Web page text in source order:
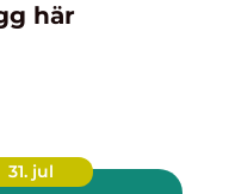
här
31. jul